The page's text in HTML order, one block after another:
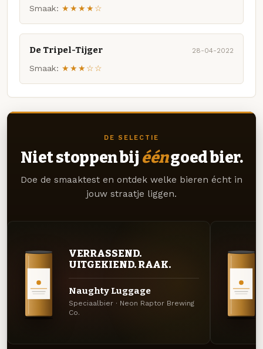
Smaak: ★★★★☆
De Tripel-Tijger 28-04-2022
Smaak: ★★★☆☆
DE SELECTIE
Niet stoppen bij ééngoed bier.
Doe de smaaktest en ontdek welke bieren écht in
jouw straatje liggen.
VERRASSEND.
UITGEKIEND. RAAK.
Naughty Luggage
Speciaalbier · Neon Raptor Brewing
Co.